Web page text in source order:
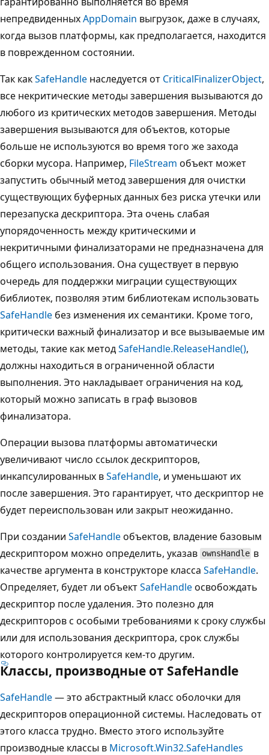
непредвиденныхAppDomain выгрузок, даже в случаях,
когда вызов платформы, как предполагается, находится
в поврежденном состоянии.
Так какSafeHandle наследуется от CriticalFinalizerObject,
все некритические методы завершения вызываются до
любого из критических методов завершения. Методы
завершения вызываются для объектов, которые
больше не используются во время того же захода
сборки мусора. Например, FileStream объект может
запустить обычный метод завершения для очистки
существующих буферных данных без риска утечки или
перезапуска дескриптора. Эта очень слабая
упорядоченность между критическими и
некритичными финализаторами не предназначена для
общего использования. Она существует в первую
очередь для поддержки миграции существующих
библиотек, позволяя этим библиотекам использовать
SafeHandle без изменения их семантики. Кроме того,
критически важный финализатор и все вызываемые им
методы, такие как методSafeHandle.ReleaseHandle(),
должны находиться в ограниченной области
выполнения. Это накладывает ограничения на код,
который можно записать в граф вызовов
финализатора.
Операции вызова платформы автоматически
увеличивают число ссылок дескрипторов,
инкапсулированных вSafeHandle, и уменьшают их
после завершения. Это гарантирует, что дескриптор не
будет переиспользован или закрыт неожиданно.
При создании SafeHandleобъектов, владение базовым
дескриптором можно определить, указав ownsHandle в
качестве аргумента в конструкторе класса SafeHandle.
Определяет, будет ли объектSafeHandleосвобождать
дескриптор после удаления. Это полезно для
дескрипторов с особыми требованиями к сроку службы
или для использования дескриптора, срок службы
которого контролируется кем-то другим.
Классы, производные от SafeHandle
SafeHandle— это абстрактный класс оболочки для
дескрипторов операционной системы. Наследовать от
этого класса трудно. Вместо этого используйте
производные классы в Microsoft.Win32.SafeHandles